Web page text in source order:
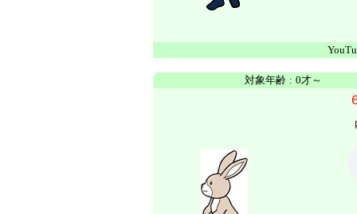
対象年齢 : 0才～